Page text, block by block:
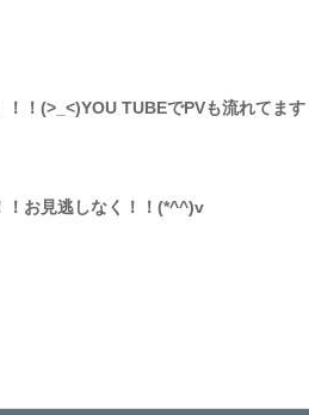
！(>_<)YOU TUBEでPVも流れてます
！お見逃しなく！！(*^^)v